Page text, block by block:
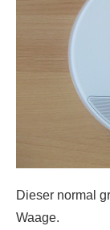
Dieser normal
Waage.